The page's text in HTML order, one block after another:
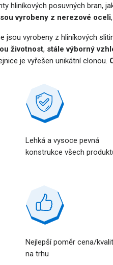
hliníkových posuvných bran,
vyrobeny z nerezové oceli
jsou vyrobeny z hliníkových
životnost, stále výborný
je vyřešen unikátní clonou.
Lehká a vysoce pevná
konstrukce všech
Nejlepší poměr cena/
na trhu